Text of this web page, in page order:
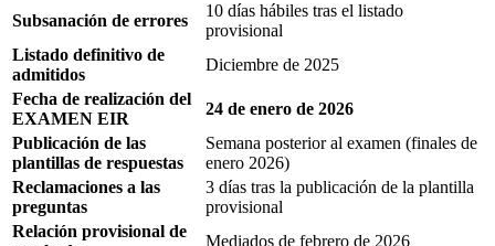
Subsanación de errores
10 días hábiles tras el listado
provisional
Listado definitivo de
admitidos
Diciembre de 2025
Fecha de realización del
EXAMEN EIR
24 de enero de 2026
Publicación de las
plantillas de respuestas
Semana posterior al examen (finales de
enero 2026)
Reclamaciones a las
preguntas
3 días tras la publicación de la plantilla
provisional
Relación provisional de
Mediados de febrero de 2026